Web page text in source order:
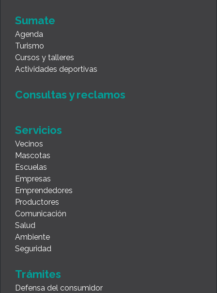
Sumate
Agenda
Turismo
Cursos y talleres
Actividades deportivas
Consultas y reclamos
Servicios
Vecinos
Mascotas
Escuelas
Empresas
Emprendedores
Productores
Comunicación
Salud
Ambiente
Seguridad
Trámites
Defensa del consumidor